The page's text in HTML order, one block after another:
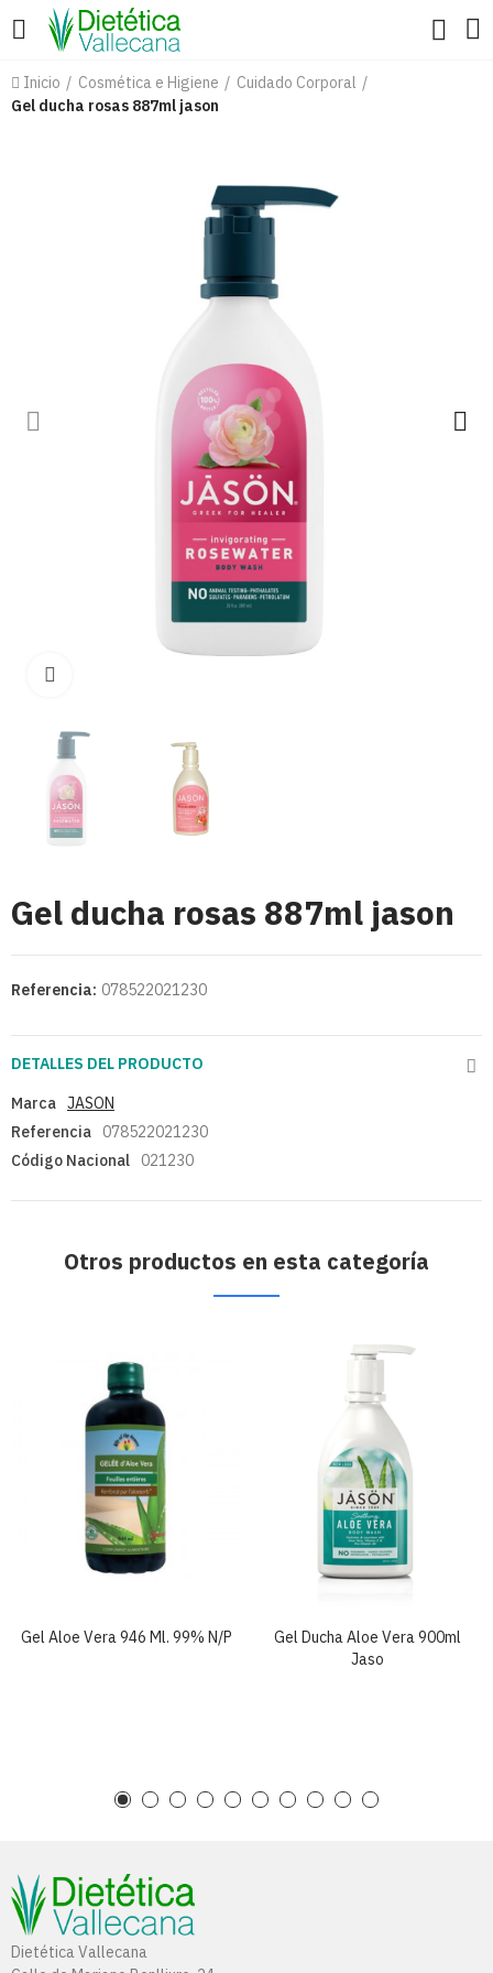
Inicio Cosmética e Higiene
Cuidado Corporal
Gel ducha rosas 887ml jason
Gel ducha rosas 887ml jason
Referencia: 078522021230
DETALLES DEL PRODUCTO
Marca JASON
Referencia
078522021230
Código Nacional
021230
Otros productos en esta categoría
Gel Aloe Vera 946 Ml. 99% N/p
Gel Ducha Aloe Vera 900ml
Jaso
Dietética Vallecana